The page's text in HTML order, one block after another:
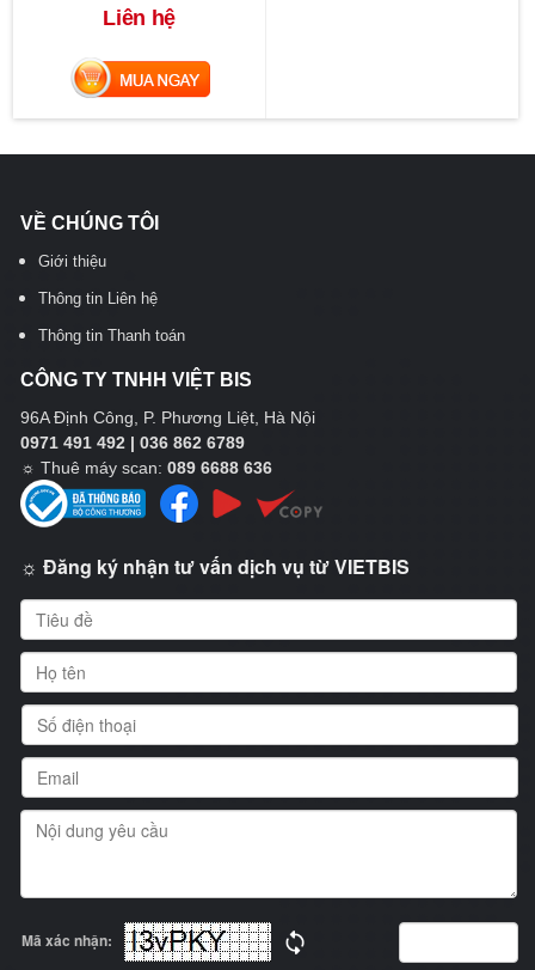
Liên hệ
MUA NGAY
VỀ CHÚNG TÔI
Giới thiệu
Thông tin Liên hệ
Thông tin Thanh toán
CÔNG TY TNHH VIỆT BIS
96A Định Công, P. Phương Liệt, Hà Nội
0971 491 492 | 036 862 6789
☼ Thuê máy scan: 089 6688 636
☼ Đăng ký nhận tư vấn dịch vụ từ VIETBIS
Mã xác nhận: